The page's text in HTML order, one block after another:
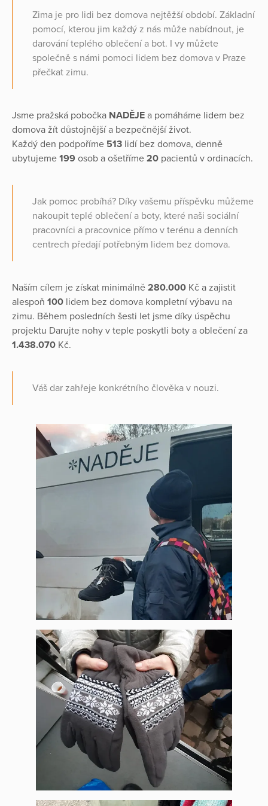
Zima je pro lidi bez domova nejtěžší období. Základní
pomocí, kterou jim každý z nás může nabídnout, je
darování teplého oblečení a bot. I vy můžete
společně s námi pomoci lidem bez domova v Praze
přečkat zimu.
Jsme pražská pobočka NADĚJE a pomáháme lidem bez
domova žít důstojnější a bezpečnější život.
Každý den podpoříme 513 lidí bez domova, denně
ubytujeme 199 osob a ošetříme 20 pacientů v ordinacích.
Jak pomoc probíhá? Díky vašemu příspěvku můžeme
nakoupit teplé oblečení a boty, které naši sociální
pracovníci a pracovnice přímo v terénu a denních
centrech předají potřebným lidem bez domova.
Naším cílem je získat minimálně 280.000 Kč a zajistit
alespoň 100 lidem bez domova kompletní výbavu na
zimu. Během posledních šesti let jsme díky úspěchu
projektu Darujte nohy v teple poskytli boty a oblečení za
1.438.070 Kč.
Váš dar zahřeje konkrétního člověka v nouzi.